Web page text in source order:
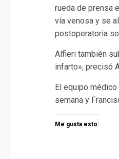
rueda de prensa
vía venosa y se
postoperatoria
Alfieri también
infarto», precisó
El equipo
semana y
Me gusta esto: